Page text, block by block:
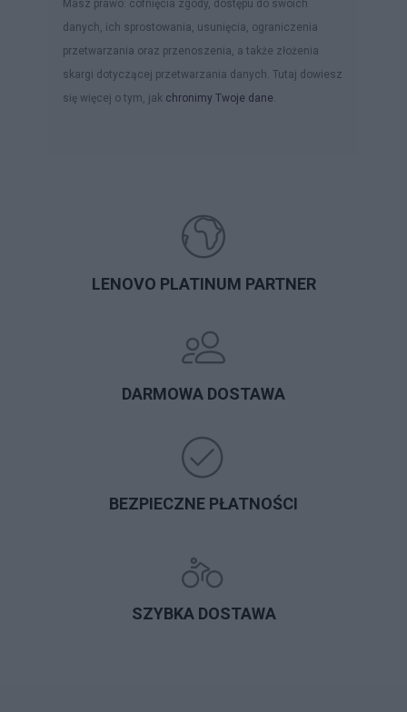
Masz prawo: cofnięcia zgody, dostępu do swoich
danych, ich sprostowania, usunięcia, ograniczenia
przetwarzania oraz przenoszenia, a także złożenia
skargi dotyczącej przetwarzania danych. Tutaj dowiesz
się więcej o tym, jak chronimy Twoje dane.
LENOVO PLATINUM PARTNER
DARMOWA DOSTAWA
BEZPIECZNE PŁATNOŚCI
SZYBKA DOSTAWA